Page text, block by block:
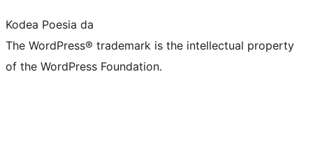
Kodea Poesia da
The WordPress® trademark is the intellectual property
of the WordPress Foundation.